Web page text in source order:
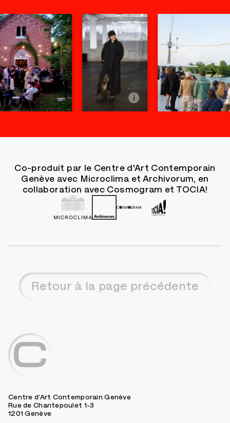
i
Co-produit par le Centre d'Art Contemporain
Genève avec Microclima et Archivorum, en
collaboration avec Cosmogram et TOCIA!
Retour à la page précédente
Centre d’Art Contemporain Genève
Rue de Chantepoulet 1-3
1201 Genève